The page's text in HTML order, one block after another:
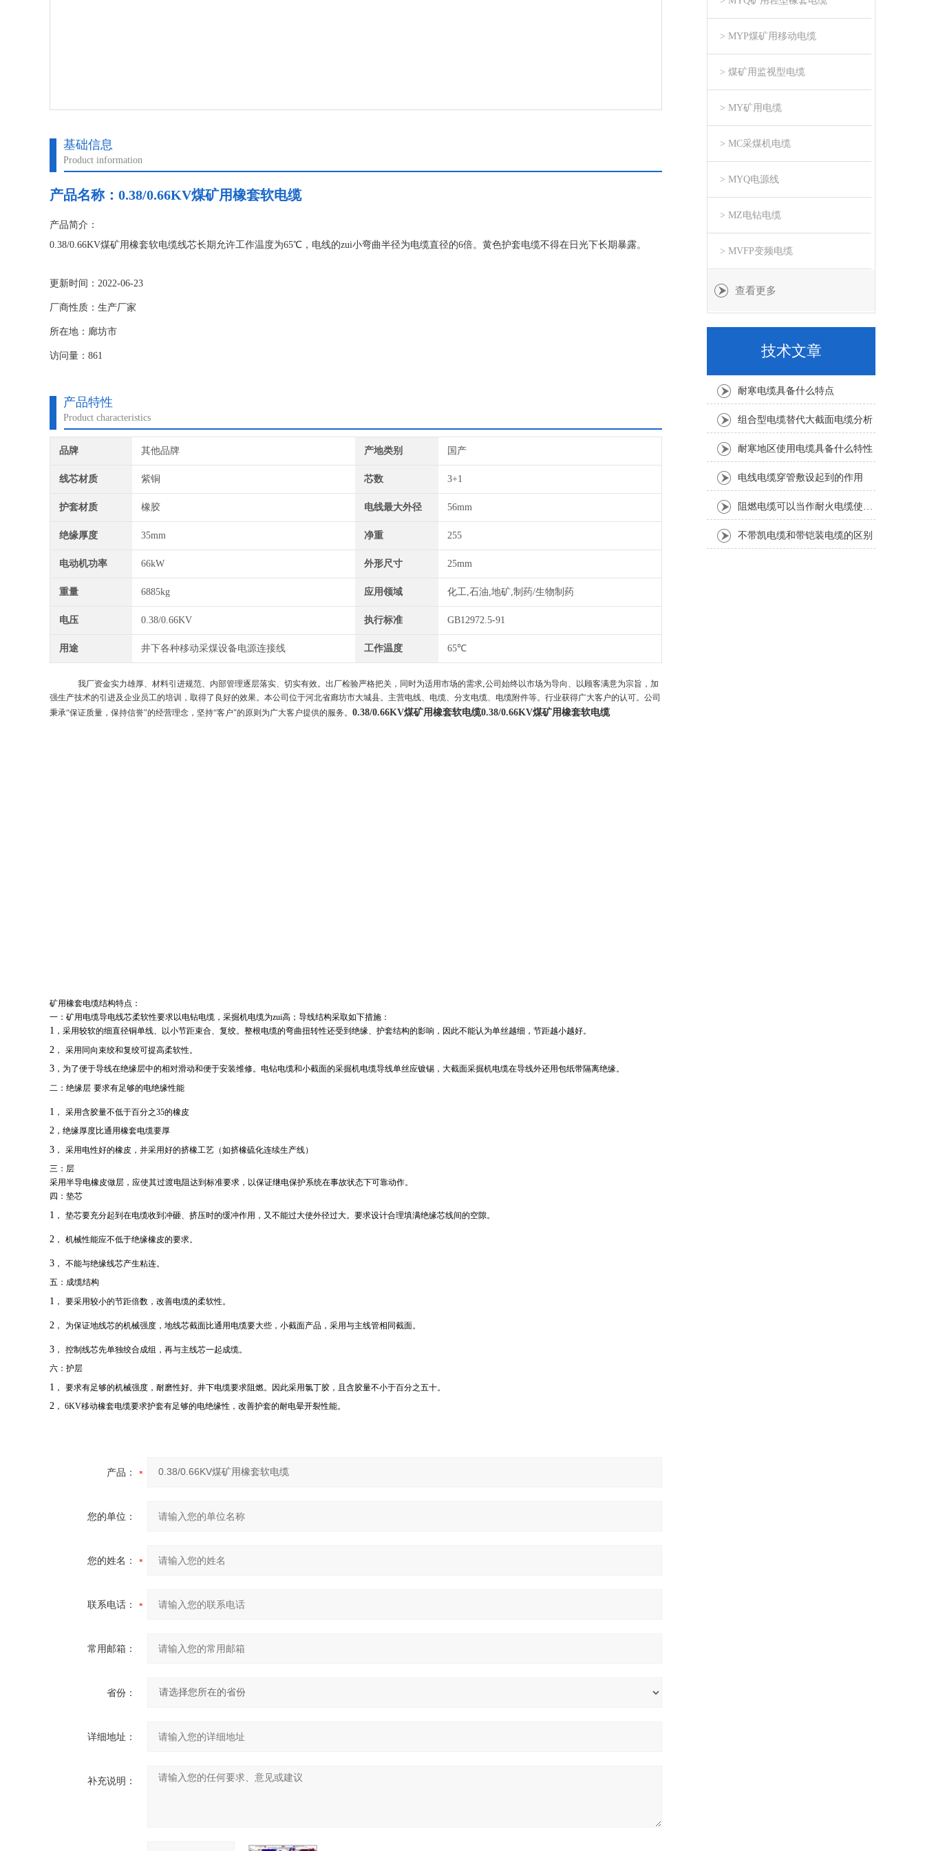
基础信息
Product information
产品名称： 0.38/0.66KV煤矿用橡套软电缆
产品简介：
0.38/0.66KV煤矿用橡套软电缆线芯长期允许工作温度为65℃，电线的zui小弯曲半径为电缆直径的6倍。黄色护套电缆不得在日光下长期暴露。
更新时间：2022-06-23
厂商性质：生产厂家
所在地：廊坊市
访问量：861
产品特性
Product characteristics
品牌 其他品牌 产地类别 国产
线芯材质 紫铜 芯数 3+1
护套材质 橡胶 电线最大外径 56mm
绝缘厚度 35mm 净重 255
电动机功率 66kW 外形尺寸 25mm
重量 6885kg 应用领域 化工,石油,地矿,制药/生物制药
电压 0.38/0.66KV 执行标准 GB12972.5-91
用途 井下各种移动采煤设备电源连接线 工作温度 65℃
我厂资金实力雄厚、材料引进规范、内部管理逐层落实、切实有效。出厂检验严格把关，同时为适用市场的需求,公司始终以市场为导向、以顾客满意为宗旨，加
强生产技术的引进及企业员工的培训，取得了良好的效果。本公司位于河北省廊坊市大城县。主营电线、电缆、分支电缆、电缆附件等。行业获得广大客户的认可。公司
秉承“保证质量，保持信誉"的经营理念，坚持“客户"的原则为广大客户提供的服务。 0.38/0.66KV煤矿用橡套软电缆0.38/0.66KV煤矿用橡套软电缆
矿用橡套电缆结构特点：
一：矿用电缆导电线芯柔软性要求以电钻电缆，采掘机电缆为zui高；导线结构采取如下措施：
1 ，采用较软的细直径铜单线、以小节距束合、复绞。整根电缆的弯曲扭转性还受到绝缘、护套结构的影响，因此不能认为单丝越细，节距越小越好。
2 ， 采用同向束绞和复绞可提高柔软性。
3 ，为了便于导线在绝缘层中的相对滑动和便于安装维修。电钻电缆和小截面的采掘机电缆导线单丝应镀锡，大截面采掘机电缆在导线外还用包纸带隔离绝缘。
二：绝缘层 要求有足够的电绝缘性能
1 ， 采用含胶量不低于百分之35的橡皮
2 ，绝缘厚度比通用橡套电缆要厚
3 ，
采用电性好的橡皮，并采用好的挤橡工艺（如挤橡硫化连续生产线）
三：层
采用半导电橡皮做层，应使其过渡电阻达到标准要求，以保证继电保护系统在事故状态下可靠动作。
四：垫芯
1 ， 垫芯要充分起到在电缆收到冲砸、挤压时的缓冲作用，又不能过大使外径过大。要求设计合理填满绝缘芯线间的空隙。
2 ， 机械性能应不低于绝缘橡皮的要求。
3 ，
不能与绝缘线芯产生粘连。
五：成缆结构
1 ， 要采用较小的节距倍数，改善电缆的柔软性。
2 ， 为保证地线芯的机械强度，地线芯截面比通用电缆要大些，小截面产品，采用与主线管相同截面。
3 ，
控制线芯先单独绞合成组，再与主线芯一起成缆。
六：护层
1 ， 要求有足够的机械强度，耐磨性好。井下电缆要求阻燃。因此采用氯丁胶，且含胶量不小于百分之五十。
2 ， 6KV移动橡套电缆要求护套有足够的电绝缘性，改善护套的耐电晕开裂性能。
产品：
您的单位：
您的姓名：
联系电话：
常用邮箱：
省份：
详细地址：
补充说明：
> MYP煤矿用移动电缆
> 煤矿用监视型电缆
> MY矿用电缆
> MC采煤机电缆
> MYQ电源线
> MZ电钻电缆
> MVFP变频电缆
查看更多
技术文章
耐寒电缆具备什么特点
组合型电缆替代大截面电缆分析
耐寒地区使用电缆具备什么特性
电线电缆穿管敷设起到的作用
阻燃电缆可以当作耐火电缆使用吗
不带凯电缆和带铠装电缆的区别